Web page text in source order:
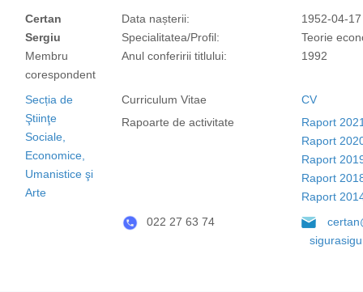
Certan
Sergiu
Membru
corespondent
Data nașterii:
Specialitatea/Profil:
Anul conferirii titlului:
1952-04-17
Teorie
1992
Secția de
Ştiinţe
Sociale,
Economice,
Umanistice şi
Arte
Curriculum Vitae
Rapoarte de activitate
CV
Raport
Raport
Raport
Raport
Raport
022 27 63 74